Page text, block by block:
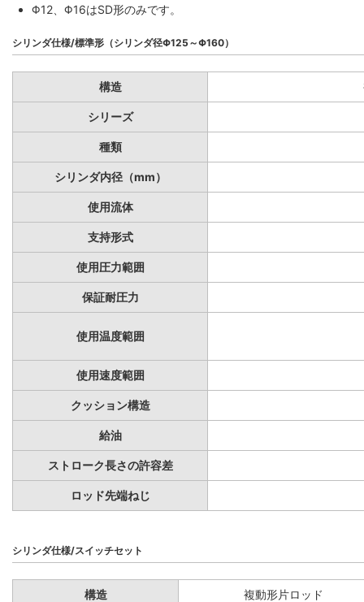
Φ12、Φ16はSD形のみです。
シリンダ仕様/標準形（シリンダ径Φ125～Φ160）
構造
シリーズ
種類
シリンダ内径（mm）
使用流体
支持形式
使用圧力範囲
保証耐圧力
使用温度範囲
使用速度範囲
クッション構造
給油
ストローク長さの許容差
ロッド先端ねじ
シリンダ仕様/スイッチセット
構造 複動形片ロッド